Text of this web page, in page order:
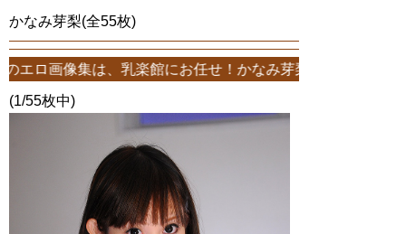
かなみ芽梨(全55枚)
は、乳楽館にお任せ！かなみ芽梨エロ画像が55枚！この
(1/55枚中)